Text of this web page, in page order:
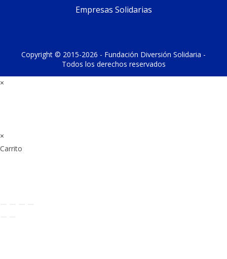
Empresas Solidarias
Copyright © 2015-2026 - Fundación Diversión Solidaria -
Todos los derechos reservados
×
×
Carrito